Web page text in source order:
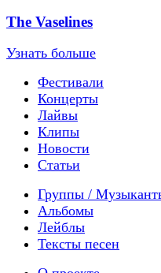
The Vaselines
Узнать больше
Фестивали
Концерты
Лайвы
Клипы
Новости
Статьи
Группы /
Альбомы
Лейблы
Тексты песен